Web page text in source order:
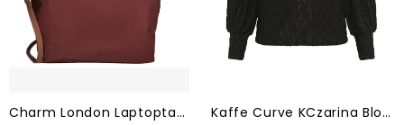
Charm London Laptoptas 007 Bordeaux rood
Kaffe Curve KCzarina Blouse